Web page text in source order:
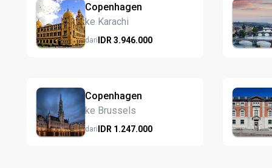
Copenhagen
ke Karachi
dariIDR 3.946.000
Copenhagen
ke Brussels
dariIDR 1.247.000